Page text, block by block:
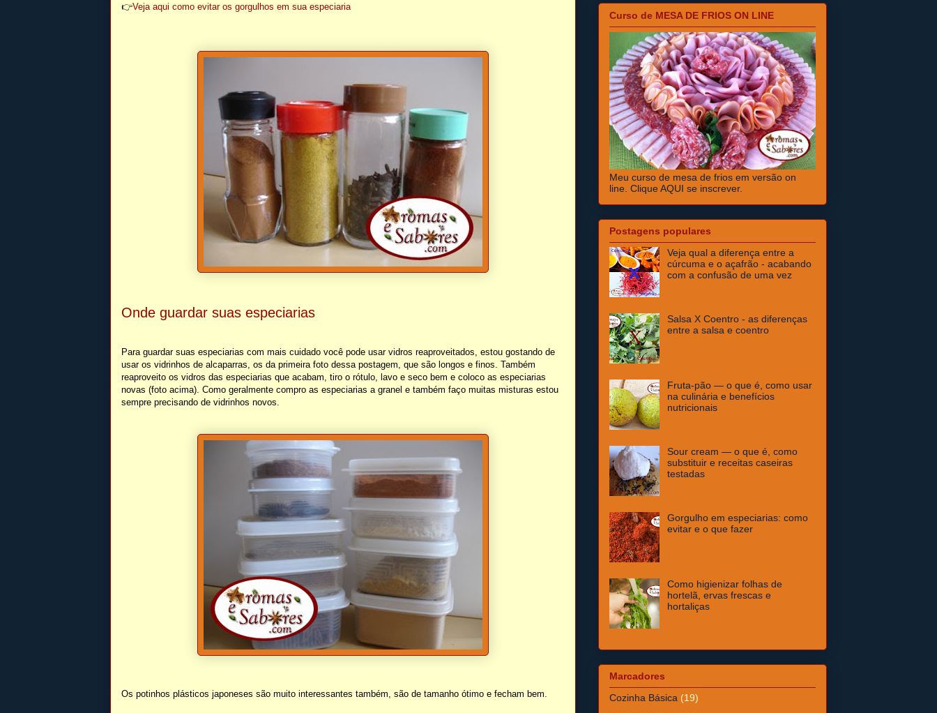
👉Veja aqui como evitar os gorgulhos em sua especiaria
Onde guardar suas especiarias
Para guardar suas especiarias com mais cuidado você pode usar vidros reaproveitados, estou gostando de
usar os vidrinhos de alcaparras, os da primeira foto dessa postagem, que são longos e finos. Também
reaproveito os vidros das especiarias que acabam, tiro o rótulo, lavo e seco bem e coloco as especiarias
novas (foto acima). Como geralmente compro as especiarias a granel e também faço muitas misturas estou
sempre precisando de vidrinhos novos.
Os potinhos plásticos japoneses são muito interessantes também, são de tamanho ótimo e fecham bem.
Curso de MESA DE FRIOS ON LINE
Meu curso de mesa de frios em versão on
line. Clique AQUI se inscrever.
Postagens populares
Veja qual a diferença entre a
cúrcuma e o açafrão - acabando
com a confusão de uma vez
Salsa X Coentro - as diferenças
entre a salsa e coentro
Fruta-pão — o que é, como usar
na culinária e benefícios
nutricionais
Sour cream — o que é, como
substituir e receitas caseiras
testadas
Gorgulho em especiarias: como
evitar e o que fazer
Como higienizar folhas de
hortelã, ervas frescas e
hortaliças
Marcadores
Cozinha Básica (19)